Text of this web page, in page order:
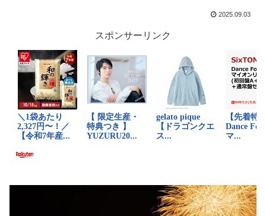
2025.09.03
スポンサーリンク